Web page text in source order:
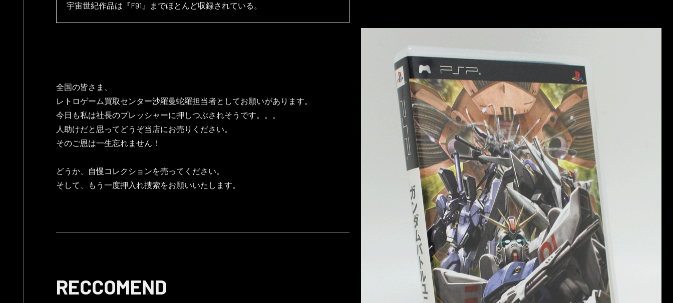
宇宙世紀作品は『F91』までほとんど収録されている。
全国の皆さま、
レトロゲーム買取センター沙羅曼蛇羅担当者としてお願いがあります。
今日も私は社長のプレッシャーに押しつぶされそうです。。。
人助けだと思ってどうぞ当店にお売りください。
そのご恩は一生忘れません！
どうか、自慢コレクションを売ってください。
そして、もう一度押入れ捜索をお願いいたします。
RECCOMEND